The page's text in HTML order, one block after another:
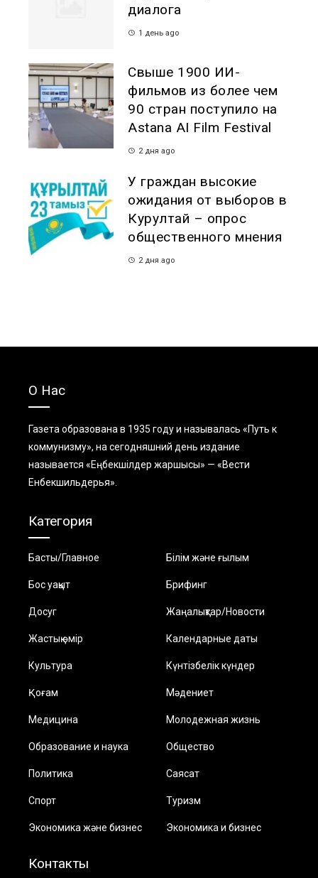
диалога
1 день ago
Свыше 1900 ИИ-
фильмов из более чем
90 стран поступило на
Astana AI Film Festival
2 дня ago
У граждан высокие
ожидания от выборов в
Курултай – опрос
общественного мнения
2 дня ago
О Нас
Газета образована в 1935 году и называлась «Путь к
коммунизму», на сегодняшний день издание
называется «Еңбекшiлдер жаршысы» — «Вести
Енбекшильдерья».
Категория
Басты/Главное Білім және ғылым
Бос уақыт Брифинг
Досуг Жаңалықтар/Новости
Жастық өмір Календарные даты
Культура Күнтізбелік күндер
Қоғам Мәдениет
Медицина Молодежная жизнь
Образование и наука Общество
Политика Саясат
Спорт Туризм
Экономика және бизнес Экономика и бизнес
Контакты